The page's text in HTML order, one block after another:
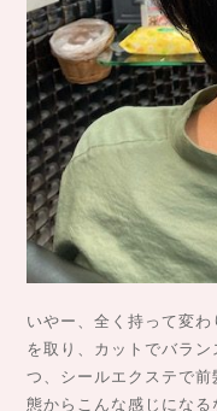
いやー、全く持って変
を取り、カットでバラ
つ、シールエクステで
態からこんな感じにな